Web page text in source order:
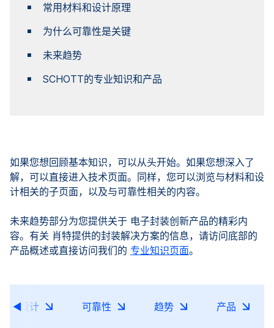
常用材料和设计原理
为什么可靠性是关键
未来趋势
SCHOTT的专业知识和产品
如果您想回顾基本知识，可以从头开始。如果您想深入了
解，可以直接进入技术页面。同样，您可以浏览与材料和设
计相关的子页面，以及与可靠性相关的内容。
未来趋势部分为您提供关于 电子封装创新产品的精彩内
容。有关 肖特提供的封装解决方案的信息，请访问底部的
产品概述或直接访问我们的 专业知识页面。
和设计 可靠性 趋势 产品